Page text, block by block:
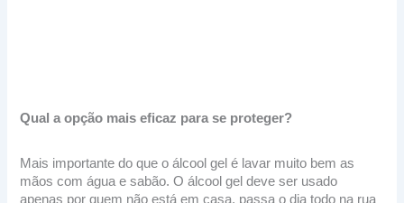
Qual a opção mais eficaz para se proteger?
Mais importante do que o álcool gel é lavar muito bem as
mãos com água e sabão. O álcool gel deve ser usado
apenas por quem não está em casa, passa o dia todo na rua